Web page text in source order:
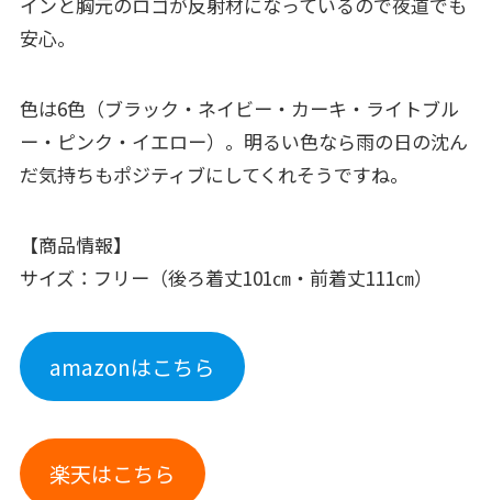
安心。
色は6色（ブラック・ネイビー・カーキ・ライトブル
ー・ピンク・イエロー）。明るい色なら雨の日の沈ん
だ気持ちもポジティブにしてくれそうですね。
【商品情報】
サイズ：フリー（後ろ着丈101㎝・前着丈111㎝）
amazonはこちら
楽天はこちら